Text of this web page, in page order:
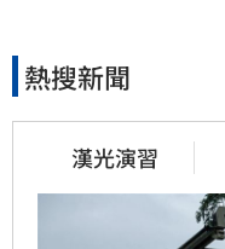
熱搜新聞
漢光演習